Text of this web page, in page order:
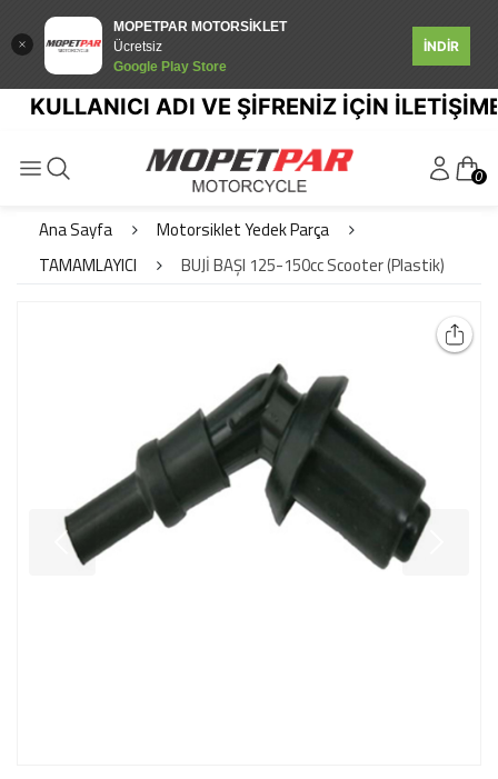
MOPETPAR MOTORSİKLET
Ücretsiz
Google Play Store
İNDİR
KULLANICI ADI VE ŞİFRENİZ İÇİN İLETİŞİME
0
Ana Sayfa
Motorsiklet Yedek Parça
TAMAMLAYICI
BUJİ BAŞI 125-150cc Scooter (Plastik)